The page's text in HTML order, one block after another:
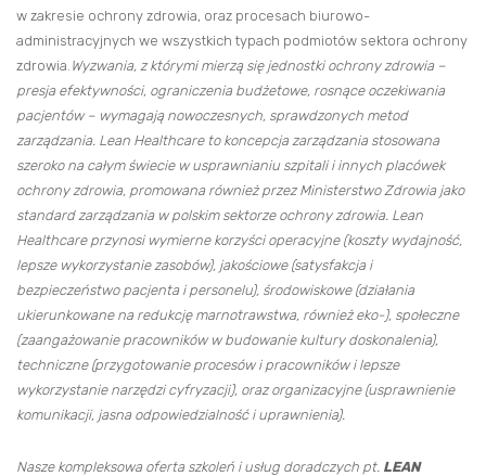
w zakresie ochrony zdrowia, oraz procesach biurowo-
administracyjnych we wszystkich typach podmiotów sektora ochrony
zdrowia. Wyzwania, z którymi mierzą się jednostki ochrony zdrowia –
presja efektywności, ograniczenia budżetowe, rosnące oczekiwania
pacjentów – wymagają nowoczesnych, sprawdzonych metod
zarządzania. Lean Healthcare to koncepcja zarządzania stosowana
szeroko na całym świecie w usprawnianiu szpitali i innych placówek
ochrony zdrowia, promowana również przez Ministerstwo Zdrowia jako
standard zarządzania w polskim sektorze ochrony zdrowia. Lean
Healthcare przynosi wymierne korzyści operacyjne (koszty wydajność,
lepsze wykorzystanie zasobów), jakościowe (satysfakcja i
bezpieczeństwo pacjenta i personelu), środowiskowe (działania
ukierunkowane na redukcję marnotrawstwa, również eko-), społeczne
(zaangażowanie pracowników w budowanie kultury doskonalenia),
techniczne (przygotowanie procesów i pracowników i lepsze
wykorzystanie narzędzi cyfryzacji), oraz organizacyjne (usprawnienie
komunikacji, jasna odpowiedzialność i uprawnienia).
Nasze kompleksowa oferta szkoleń i usług doradczych pt. LEAN